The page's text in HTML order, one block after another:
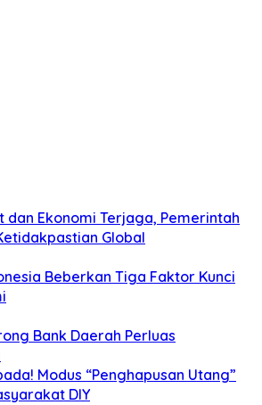
dan Ekonomi Terjaga, Pemerintah
Global
Beberkan Tiga Faktor Kunci
Bank Daerah Perluas
Modus “Penghapusan Utang”
DIY